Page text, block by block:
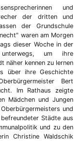
und
der dritten und
der Grundschule
waren am Morgen
dieser Woche in der
um ihre
näher kennen zu lernen
über ihre Geschichte
Bert
Im Rathaus zeigte
Mädchen und Jungen
und
Städte aus
und zu den
Christine Waldschik